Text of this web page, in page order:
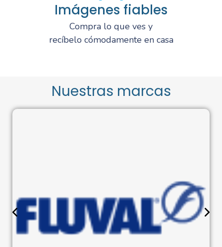
Imágenes fiables
Compra lo que ves y
recíbelo cómodamente en casa
Nuestras marcas